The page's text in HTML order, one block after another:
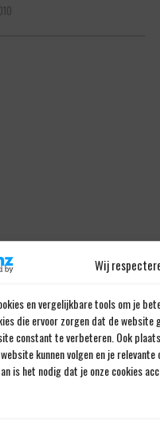
Wij
en vergelijkbare tools om je
die ervoor zorgen dat de
constant te verbeteren. Ook
kunnen volgen en je
is het nodig dat je onze cookies